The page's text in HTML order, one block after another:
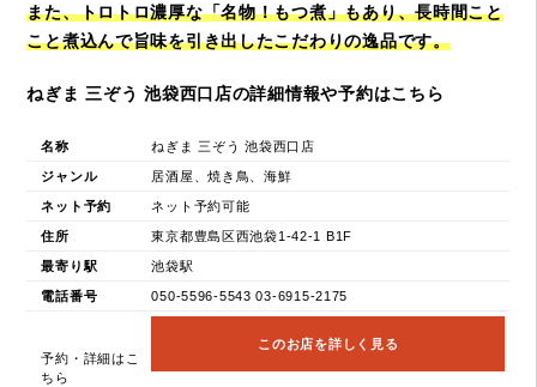
また、トロトロ濃厚な「名物！もつ煮」もあり、長時間こと
こと煮込んで旨味を引き出したこだわりの逸品です。
ねぎま 三ぞう 池袋西口店の詳細情報や予約はこちら
名称 ねぎま 三ぞう 池袋西口店
ジャンル 居酒屋、焼き鳥、海鮮
ネット予約 ネット予約可能
住所 東京都豊島区西池袋1-42-1 B1F
最寄り駅 池袋駅
電話番号 050-5596-5543 03-6915-2175
予約・詳細はこ
ちら
このお店を詳しく見る